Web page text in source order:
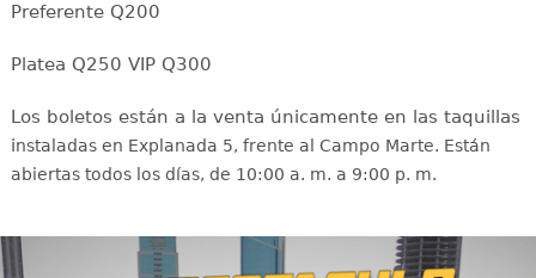
Preferente Q200
Platea Q250 VIP Q300
Los boletos están a la venta únicamente en las taquillas
instaladas en Explanada 5, frente al Campo Marte. Están
abiertas todos los días, de 10:00 a. m. a 9:00 p. m.